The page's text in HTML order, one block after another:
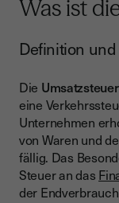
Was ist
Definition
Die Umsatzsteuer
eine
Unternehmen
von Waren und
fällig. Das
Steuer an das
der